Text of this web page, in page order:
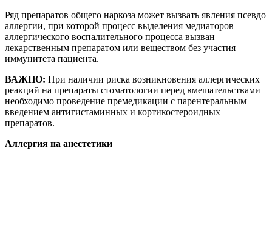
Ряд препаратов общего наркоза может вызвать явления псевдо
аллергии, при которой процесс выделения медиаторов
аллергического воспалительного процесса вызван
лекарственным препаратом или веществом без участия
иммунитета пациента.
ВАЖНО: При наличии риска возникновения аллергических
реакций на препараты стоматологии перед вмешательствами
необходимо проведение премедикации с парентеральным
введением антигистаминных и кортикостероидных
препаратов.
Аллергия на анестетики